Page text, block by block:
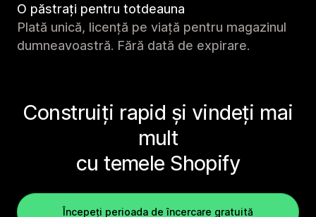
O păstrați pentru totdeauna
Plată unică, licență pe viață pentru magazinul
dumneavoastră. Fără dată de expirare.
Construiți rapid și vindeți mai
mult
cu temele Shopify
Începeți perioada de încercare gratuită